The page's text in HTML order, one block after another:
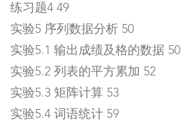
练习题4 49
实验5 序列数据分析 50
实验5.1 输出成绩及格的数据 50
实验5.2 列表的平方累加 52
实验5.3 矩阵计算 53
实验5.4 词语统计 59